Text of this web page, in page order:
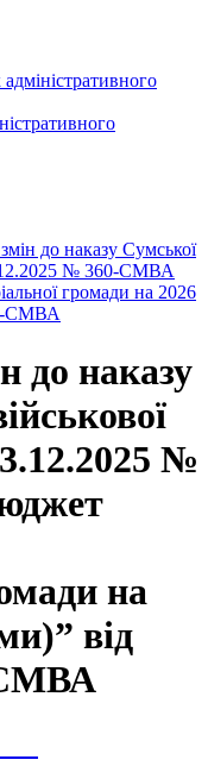
до наказу Сумської
№ 360-СМВА
громади на 2026
СМВА
до наказу
№
на
від